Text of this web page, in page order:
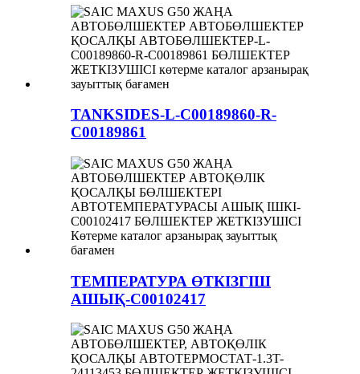
TANKSIDES-L-C00189860-R-
C00189861
ТЕМПЕРАТУРА ӨТКІЗГІШ
АШЫҚ-C00102417